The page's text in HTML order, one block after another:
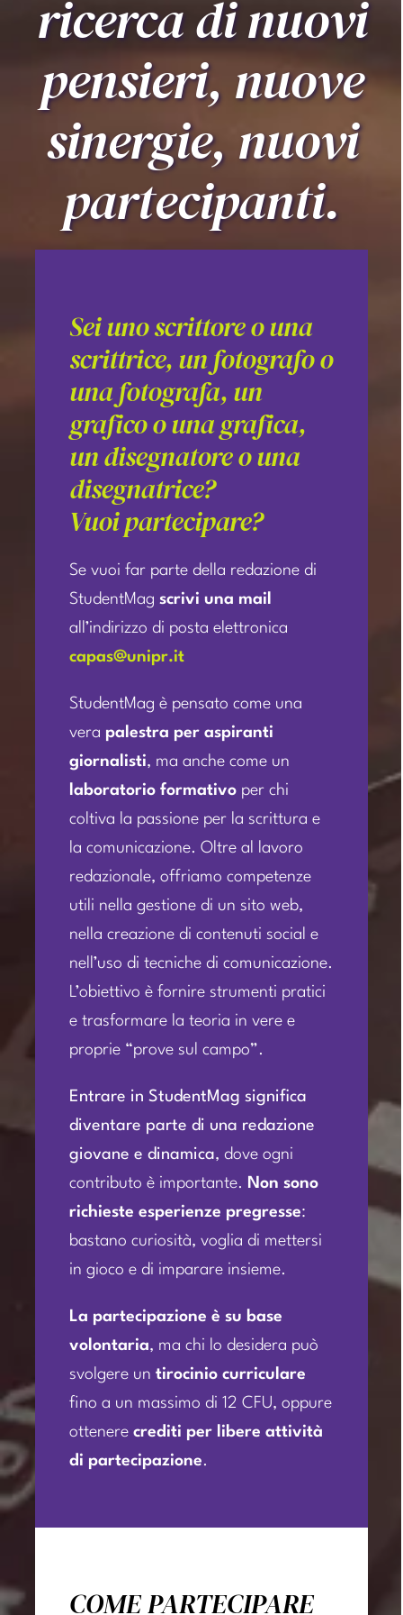
PARTECIPA
ricerca di nuovi
pensieri, nuove
sinergie, nuovi
partecipanti.
Sei uno scrittore o una
scrittrice, un fotografo o
una fotografa, un
grafico o una grafica,
un disegnatore o una
disegnatrice?
Vuoi partecipare?
Se vuoi far parte della redazione di
StudentMag scrivi una mail
all’indirizzo di posta elettronica
capas@unipr.it
StudentMag è pensato come una
vera palestra per aspiranti
giornalisti, ma anche come un
laboratorio formativoper chi
coltiva la passione per la scrittura e
la comunicazione. Oltre al lavoro
redazionale, offriamo competenze
utili nella gestione di un sito web,
nella creazione di contenuti social e
nell’uso di tecniche di comunicazione.
L’obiettivo è fornire strumenti pratici
e trasformare la teoria in vere e
proprie “prove sul campo”.
Entrare in StudentMag significa
diventare parte di una redazione
giovane e dinamica, dove ogni
contributo è importante. Non sono
richieste esperienze pregresse:
bastano curiosità, voglia di mettersi
in gioco e di imparare insieme.
La partecipazione è su base
volontaria, ma chi lo desidera può
svolgere un tirocinio curriculare
fino a un massimo di 12 CFU, oppure
ottenere crediti per libere attività
di partecipazione.
COME PARTECIPARE